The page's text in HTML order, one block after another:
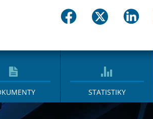
STATISTIKY